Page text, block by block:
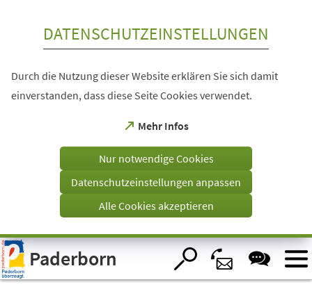
Visuelle
Assistenzsoftware
öffnen.
DATENSCHUTZEINSTELLUNGEN
Durch die Nutzung dieser Website erklären Sie sich damit
einverstanden, dass diese Seite Cookies verwendet.
Mehr Infos
(Öffnet
einem
Tab)
Nur notwendige Cookies
Datenschutzeinstellungen anpassen
Alle Cookies akzeptieren
Paderborn